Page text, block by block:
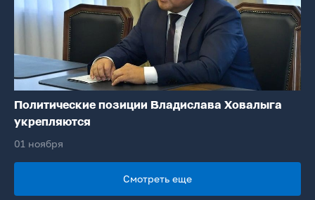
Политические позиции Владислава Ховалыга
укрепляются
01 ноября
Смотреть еще